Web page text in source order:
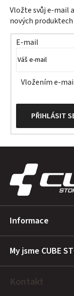
Vložte svůj e-mail
nových
E-mail
Vložením e-
PŘIHLÁSIT
Informace
My jsme CUBE
Kontakt